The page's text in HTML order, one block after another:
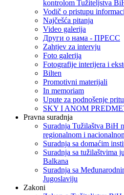
kontrolom Tužiteljstva
Vodič o pristupu
Najčešća pitanja
Video galerija
Други о нама - ПРЕСC
Zahtjev za intervju
Foto galerija
Fotografije interijera i
Bilten
Promotivni materijali
In memoriam
Upute za podnošenje
SKY I ANOM
Pravna suradnja
Suradnja Tužilaštva BiH
regionalnom i
Suradnja sa domaćim
Suradnja sa tužilaštvima
Balkana
Suradnja sa
Jugoslaviju
Zakoni